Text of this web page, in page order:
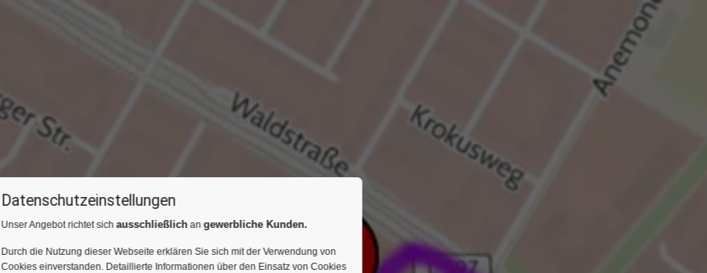
Datenschutzeinstellungen
Unser Angebot richtet sichausschließlich angewerbliche Kunden.
Durch die Nutzung dieser Webseite erklären Sie sich mit der Verwendung von
Cookies einverstanden. Detaillierte Informationen über den Einsatz von Cookies